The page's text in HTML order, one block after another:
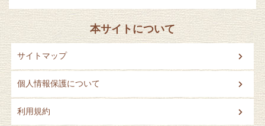
本サイトについて
サイトマップ
個人情報保護について
利用規約